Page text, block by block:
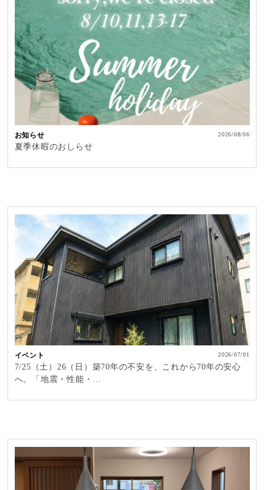
お知らせ 2026/08/06
夏季休暇のおしらせ
イベント 2026/07/01
7/25（土）26（日）築70年の不安を、これから70年の安心
へ。「地震・性能・…